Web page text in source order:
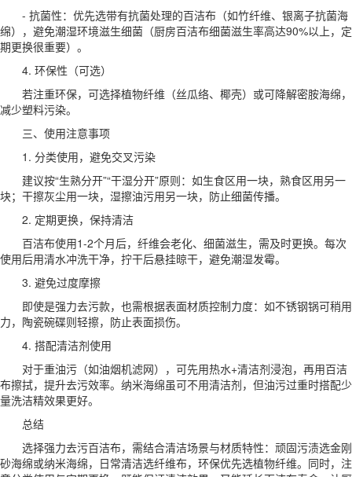
- 抗菌性：优先选带有抗菌处理的百洁布（如竹纤维、银离子抗菌海
绵），避免潮湿环境滋生细菌（厨房百洁布细菌滋生率高达90%以上，定
期更换很重要）。
4. 环保性（可选）
若注重环保，可选择植物纤维（丝瓜络、椰壳）或可降解密胺海绵，
减少塑料污染。
三、使用注意事项
1. 分类使用，避免交叉污染
建议按“生熟分开”“干湿分开”原则：如生食区用一块，熟食区用另一
块；干擦灰尘用一块，湿擦油污用另一块，防止细菌传播。
2. 定期更换，保持清洁
百洁布使用1-2个月后，纤维会老化、细菌滋生，需及时更换。每次
使用后用清水冲洗干净，拧干后悬挂晾干，避免潮湿发霉。
3. 避免过度摩擦
即使是强力去污款，也需根据表面材质控制力度：如不锈钢锅可稍用
力，陶瓷碗碟则轻擦，防止表面损伤。
4. 搭配清洁剂使用
对于重油污（如油烟机滤网），可先用热水+清洁剂浸泡，再用百洁
布擦拭，提升去污效率。纳米海绵虽可不用清洁剂，但油污过重时搭配少
量洗洁精效果更好。
总结
选择强力去污百洁布，需结合清洁场景与材质特性：顽固污渍选金刚
砂海绵或纳米海绵，日常清洁选纤维布，环保优先选植物纤维。同时，注